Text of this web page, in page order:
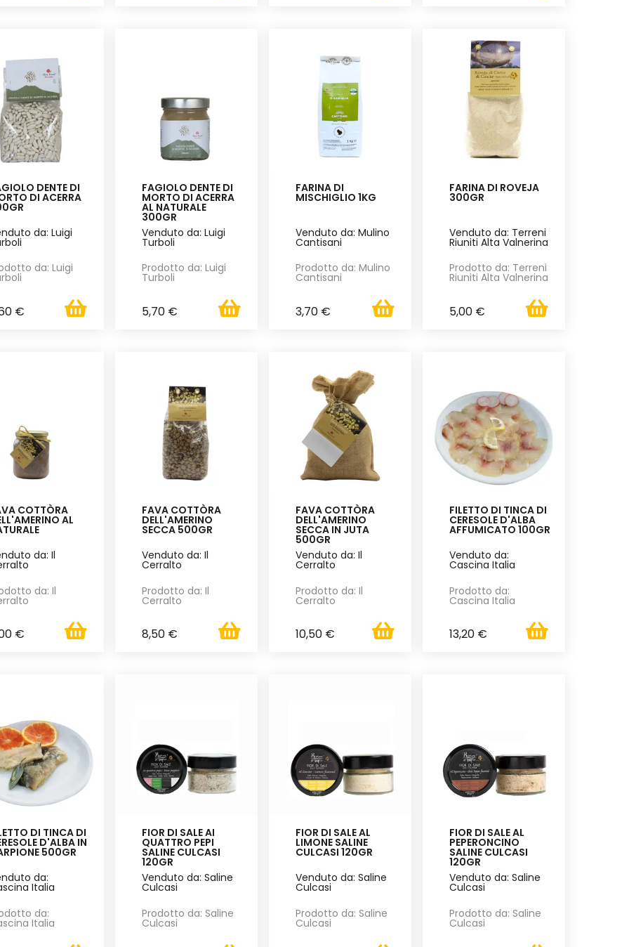
DENTE DI
DI ACERRA
da: Luigi
da: Luigi
€
FAGIOLO DENTE DI
MORTO DI ACERRA
AL NATURALE
300GR
Venduto da: Luigi
Turboli
Prodotto da: Luigi
Turboli
5,70 €
FARINA DI
MISCHIGLIO 1KG
Venduto da: Mulino
Cantisani
Prodotto da: Mulino
Cantisani
3,70 €
FARINA DI ROVEJA
300GR
Venduto da: Terreni
Riuniti Alta Valnerina
Prodotto da: Terreni
Riuniti Alta Valnerina
5,00 €
COTTÒRA
AL
da: Il
da: Il
€
FAVA COTTÒRA
DELL'AMERINO
SECCA 500GR
Venduto da: Il
Cerralto
Prodotto da: Il
Cerralto
8,50 €
FAVA COTTÒRA
DELL'AMERINO
SECCA IN JUTA
500GR
Venduto da: Il
Cerralto
Prodotto da: Il
Cerralto
10,50 €
FILETTO DI TINCA DI
CERESOLE D'ALBA
AFFUMICATO 100GR
Venduto da:
Cascina Italia
Prodotto da:
Cascina Italia
13,20 €
DI TINCA DI
D'ALBA IN
500GR
da:
Italia
da:
Italia
FIOR DI SALE AI
QUATTRO PEPI
SALINE CULCASI
120GR
Venduto da: Saline
Culcasi
Prodotto da: Saline
Culcasi
FIOR DI SALE AL
LIMONE SALINE
CULCASI 120GR
Venduto da: Saline
Culcasi
Prodotto da: Saline
Culcasi
FIOR DI SALE AL
PEPERONCINO
SALINE CULCASI
120GR
Venduto da: Saline
Culcasi
Prodotto da: Saline
Culcasi